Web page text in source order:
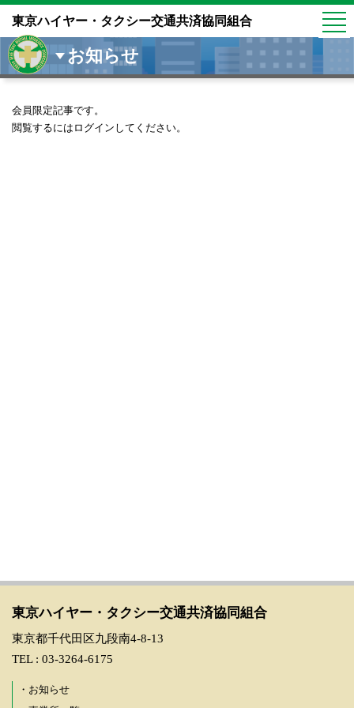
東京ハイヤー・タクシー交通共済協同組合
お知らせ
会員限定記事です。
閲覧するにはログインしてください。
東京ハイヤー・タクシー交通共済協同組合
東京都千代田区九段南4-8-13
TEL : 03-3264-6175
・お知らせ